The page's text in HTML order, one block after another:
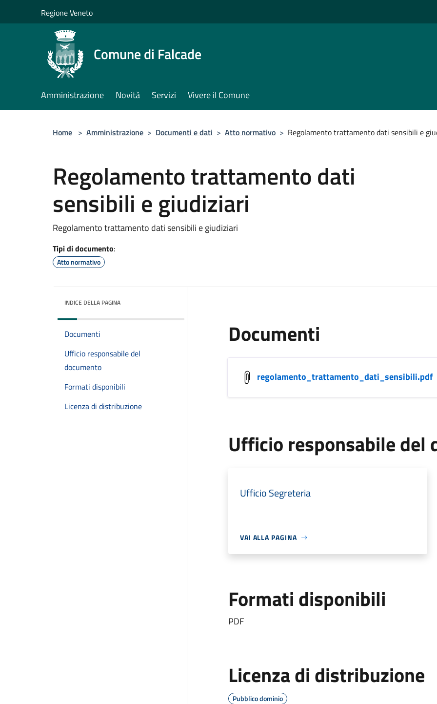
Regione Veneto
Comune di Falcade
Amministrazione Novità Servizi Vivere il Comune
Home > Amministrazione > Documenti e dati > Atto normativo > Regolamento trattamento dati sensibili e
Regolamento trattamento dati
sensibili e giudiziari
Regolamento trattamento dati sensibili e giudiziari
Tipi di documento:
Atto normativo
INDICE DELLA PAGINA
Documenti
Ufficio responsabile del
documento
Formati disponibili
Licenza di distribuzione
Documenti
regolamento_trattamento_dati_sensibili.pdf
Ufficio responsabile del
Ufficio Segreteria
VAI ALLA PAGINA
Formati disponibili
PDF
Licenza di distribuzione
Pubblico dominio